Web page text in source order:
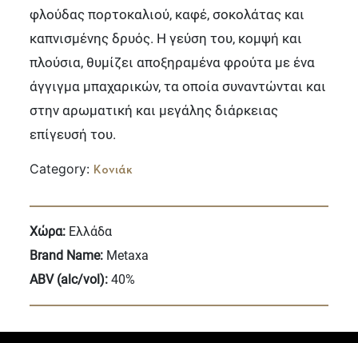
φλούδας πορτοκαλιού, καφέ, σοκολάτας και
καπνισμένης δρυός. Η γεύση του, κομψή και
πλούσια, θυμίζει αποξηραμένα φρούτα με ένα
άγγιγμα μπαχαρικών, τα οποία συναντώνται και
στην αρωματική και μεγάλης διάρκειας
επίγευσή του.
Category: Κονιάκ
Χώρα: Ελλάδα
Brand Name: Metaxa
ABV (alc/vol):40%